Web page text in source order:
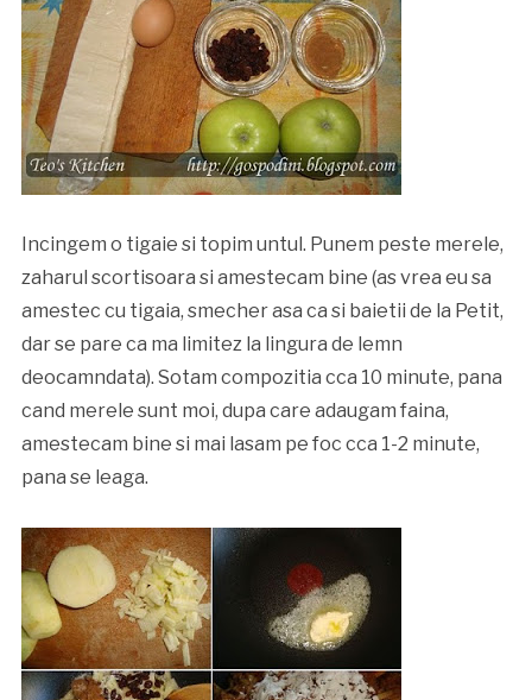
Incingem o tigaie si topim untul. Punem peste merele,
zaharul scortisoara si amestecam bine (as vrea eu sa
amestec cu tigaia, smecher asa ca si baietii de la Petit,
dar se pare ca ma limitez la lingura de lemn
deocamndata). Sotam compozitia cca 10 minute, pana
cand merele sunt moi, dupa care adaugam faina,
amestecam bine si mai lasam pe foc cca 1-2 minute,
pana se leaga.